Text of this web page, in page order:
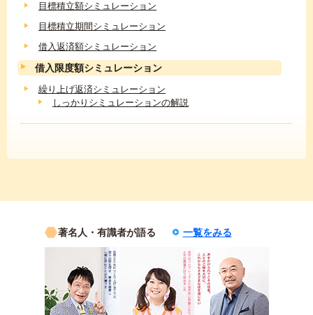
目標積立額シミュレーション
目標積立期間シミュレーション
借入返済額シミュレーション
借入限度額シミュレーション
繰り上げ返済シミュレーション
しっかりシミュレーションの解説
著名人・有識者が語る 一覧をみる